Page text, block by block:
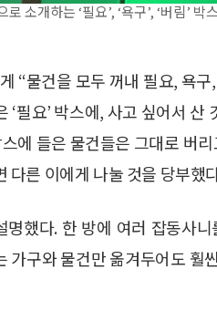
소개하는 ‘필요’, ‘욕구’, ‘버림’ 박
“물건을 모두 꺼내 필요, 욕
필요’ 박스에, 사고 싶어서 산
에 들은 물건들은 그대로 버
다른 이에게 나눌 것을 당부했
했다. 한 방에 여러 잡동사
가구와 물건만 옮겨두어도 훨